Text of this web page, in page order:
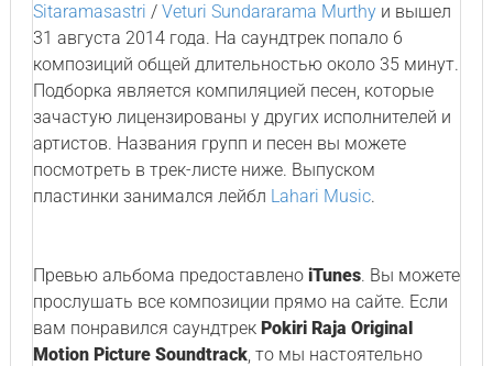
Sitaramasastri / Veturi Sundararama Murthyи вышел
31 августа 2014 года. На саундтрек попало 6
композиций общей длительностью около 35 минут.
Подборка является компиляцией песен, которые
зачастую лицензированы у других исполнителей и
артистов. Названия групп и песен вы можете
посмотреть в трек-листе ниже. Выпуском
пластинки занимался лейбл Lahari Music.
Превью альбома предоставлено iTunes. Вы можете
прослушать все композиции прямо на сайте. Если
вам понравился саундтрек Pokiri Raja Original
Motion Picture Soundtrack, то мы настоятельно